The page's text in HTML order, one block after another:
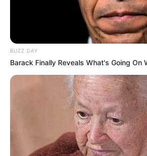
10 Pose Manekin Anti
Mainstream yang Konyol
8 Kata Lucu Seputar Malam
Minggu ala Jomblo yang Bikin
Ngenes
BUZZ DAY
Barack Finally Reveals What's Going On